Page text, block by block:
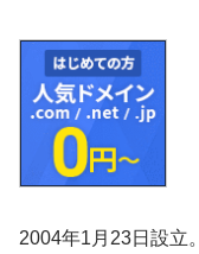
2004年1月23日設立。